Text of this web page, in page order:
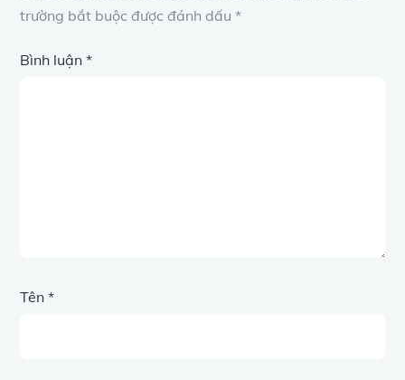
trường bắt buộc được đánh dấu*
Bình luận*
Tên*